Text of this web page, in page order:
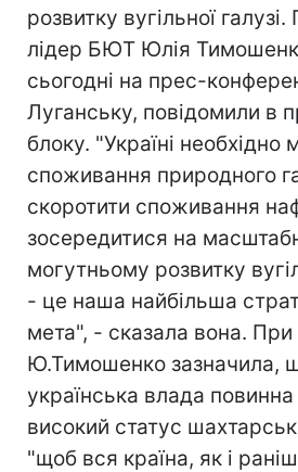
розвитку вугільної
лідер БЮТ Юлія
сьогодні на прес-
Луганську, повідомили в
блоку. "Україні необхідно
споживання природного
скоротити споживання
зосередитися на
могутньому розвитку
- це наша найбільша
мета", - сказала вона.
Ю.Тимошенко зазначила,
українська влада
високий статус
"щоб вся країна, як і